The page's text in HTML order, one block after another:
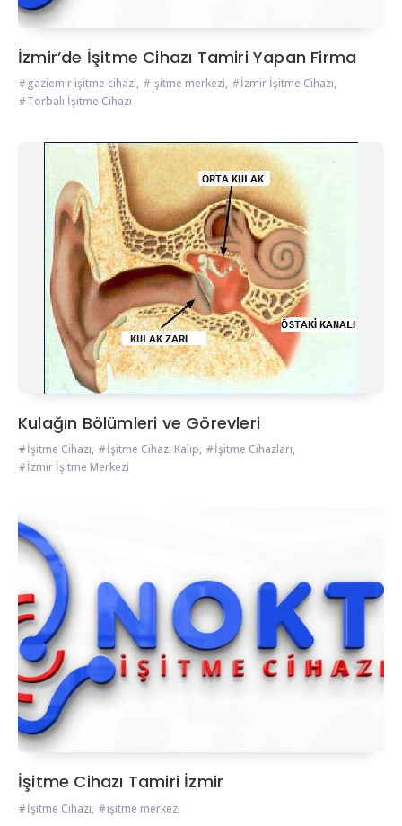
İzmir’de İşitme Cihazı Tamiri Yapan Firma
gaziemir işitme cihazı, işitme merkezi, İzmir İşitme Cihazı,
Torbalı İşitme Cihazı
Kulağın Bölümleri ve Görevleri
İşitme Cihazı, İşitme Cihazı Kalıp, İşitme Cihazları,
İzmir İşitme Merkezi
İşitme Cihazı Tamiri İzmir
İşitme Cihazı, işitme merkezi